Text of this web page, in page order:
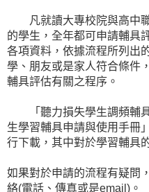
凡就讀大專校院與高中職
的學生，全年都可申請輔具
各項資料，依據流程所列出
學、朋友或是家人符合條件
輔具評估有關之程序。
「聽力損失學生調頻輔具
生學習輔具申請與使用手冊
行下載，其中對於學習輔具
如果對於申請的流程有疑問
絡(電話、傳真或是email)。